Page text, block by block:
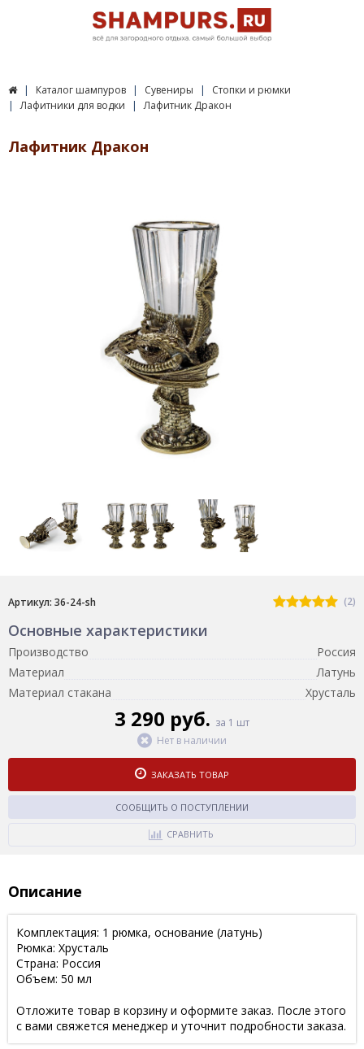
Каталог шампуров Сувениры
Стопки и рюмки
Лафитники для водки
Лафитник Дракон
Лафитник Дракон
Артикул: 36-24-sh (2)
Основные характеристики
Производство
Россия
Материал
Латунь
Материал стакана
Хрусталь
3 290 руб. за 1 шт
Нет в наличии
ЗАКАЗАТЬ ТОВАР
СООБЩИТЬ О ПОСТУПЛЕНИИ
СРАВНИТЬ
Описание
Комплектация: 1 рюмка, основание (латунь)
Рюмка: Хрусталь
Страна: Россия
Объем: 50 мл
Отложите товар в корзину и оформите заказ. После этого
с вами свяжется менеджер и уточнит подробности заказа.